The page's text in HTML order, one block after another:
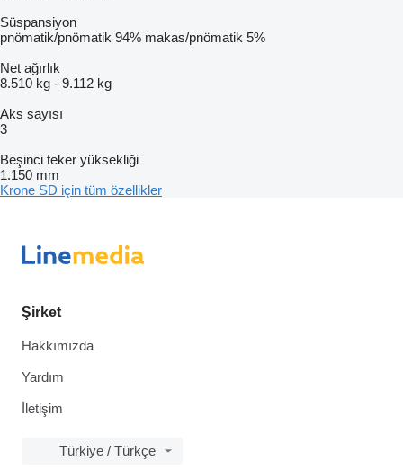
Süspansiyon
pnömatik/pnömatik 94% makas/pnömatik 5%
Net ağırlık
8.510 kg - 9.112 kg
Aks sayısı
3
Beşinci teker yüksekliği
1.150 mm
Krone SD için tüm özellikler
Şirket
Hakkımızda
Yardım
İletişim
Türkiye / Türkçe